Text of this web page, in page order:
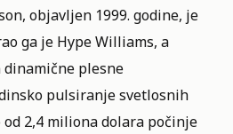
objavljen 1999. godine, je
ga je Hype Williams, a
plesne
pulsiranje svetlosnih
2,4 miliona dolara počinje